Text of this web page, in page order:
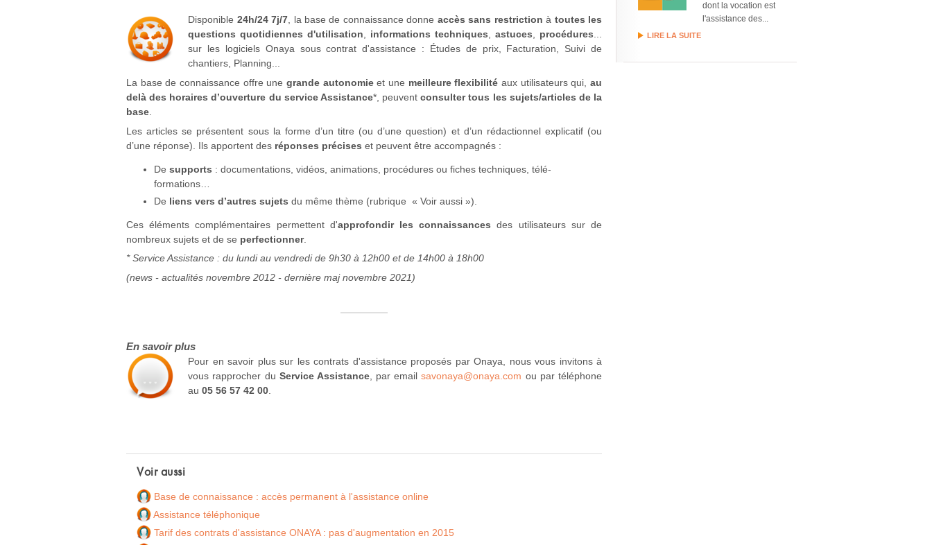
Disponible 24h/24 7j/7, la base de connaissance donne accès sans restriction à toutes les
questionsquotidiennes d'utilisation, informations techniques,astuces, procédures...
sur les logiciels Onaya sous contrat d'assistance : Études de prix, Facturation, Suivi de
chantiers, Planning...
La base de connaissance offre une grande autonomieet une meilleure flexibilité aux utilisateurs qui,au
delà des horaires d’ouverture du service Assistance*, peuventconsulter tous les sujets/articles de la
base.
Les articles se présentent sous la forme d’un titre (ou d’une question) et d’un rédactionnel explicatif (ou
d’une réponse). Ils apportent des réponses précises et peuvent être accompagnés :
De supports : documentations, vidéos, animations, procédures ou fiches techniques, télé-
formations…
De liens vers d’autres sujets du même thème (rubrique « Voir aussi »).
Ces éléments complémentaires permettent d'approfondir les connaissances des utilisateurs sur de
nombreux sujets et de se perfectionner.
* Service Assistance : du lundi au vendredi de 9h30 à 12h00 et de 14h00 à 18h00
(news - actualités novembre 2012 - dernière maj novembre 2021)
En savoir plus
Pour en savoir plus sur les contrats d'assistance proposés par Onaya, nous vous invitons à
vous rapprocher du Service Assistance, par emailsavonaya@onaya.com ou par téléphone
au05 56 57 42 00
Voir aussi
Base de connaissance : accès permanent à l'assistance online
Assistance téléphonique
Tarif des contrats d'assistance ONAYA : pas d'augmentation en 2015
dont la vocation est
l'assistance des...
LIRE LA SUITE